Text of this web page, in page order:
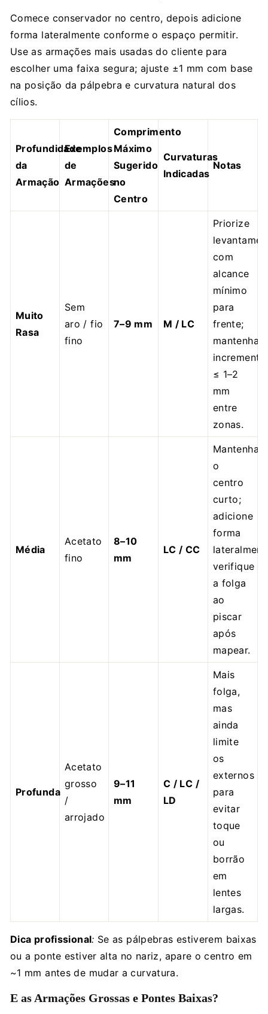
Comece conservador no centro, depois adicione
forma lateralmente conforme o espaço permitir.
Use as armações mais usadas do cliente para
escolher uma faixa segura; ajuste ±1 mm com base
na posição da pálpebra e curvatura natural dos
cílios.
Profundidade
da
Armação
Exemplos
de
Armações
Comprimento
Máximo
Sugerido
no
Centro
Curvaturas
Indicadas
Notas
Muito
Rasa
Sem
aro / fio
fino
7–9 mm M / LC
Priorize
com
alcance
mínimo
para
frente;
mantenha
≤ 1–2
mm
entre
zonas.
Média
Acetato
fino
8–10
mm
LC / CC
Mantenha
o
centro
curto;
adicione
forma
verifique
a folga
ao
piscar
após
mapear.
Profunda
Acetato
grosso
/
arrojado
9–11
mm
C / LC /
LD
Mais
folga,
mas
ainda
limite
os
externos
para
evitar
toque
ou
borrão
em
lentes
largas.
Dica profissional: Se as pálpebras estiverem baixas
ou a ponte estiver alta no nariz, apare o centro em
~1 mm antes de mudar a curvatura.
E as Armações Grossas e Pontes Baixas?